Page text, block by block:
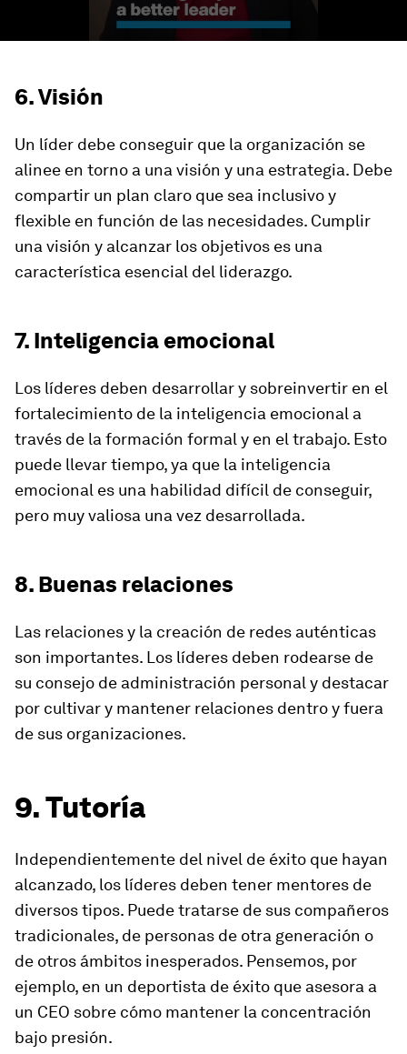
6. Visión
Un líder debe conseguir que la organización se
alinee en torno a una visión y una estrategia. Debe
compartir un plan claro que sea inclusivo y
flexible en función de las necesidades. Cumplir
una visión y alcanzar los objetivos es una
característica esencial del liderazgo.
7. Inteligencia emocional
Los líderes deben desarrollar y sobreinvertir en el
fortalecimiento de la inteligencia emocional a
través de la formación formal y en el trabajo. Esto
puede llevar tiempo, ya que la inteligencia
emocional es una habilidad difícil de conseguir,
pero muy valiosa una vez desarrollada.
8. Buenas relaciones
Las relaciones y la creación de redes auténticas
son importantes. Los líderes deben rodearse de
su consejo de administración personal y destacar
por cultivar y mantener relaciones dentro y fuera
de sus organizaciones.
9. Tutoría
Independientemente del nivel de éxito que hayan
alcanzado, los líderes deben tener mentores de
diversos tipos. Puede tratarse de sus compañeros
tradicionales, de personas de otra generación o
de otros ámbitos inesperados. Pensemos, por
ejemplo, en un deportista de éxito que asesora a
un CEO sobre cómo mantener la concentración
bajo presión.